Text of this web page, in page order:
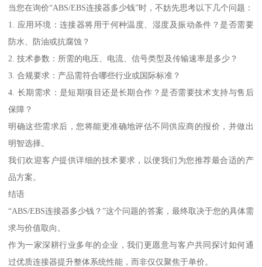
当您在询价“ABS/EBS连接器多少钱”时，不妨先思考以下几个问题：
1. 应用环境：连接器将用于何种温度、湿度及振动条件？是否需要
防水、防油或抗腐蚀？
2. 技术参数：所需的电压、电流、信号类型及传输速率是多少？
3. 合规要求：产品需符合哪些行业或国际标准？
4. 长期需求：是短期项目还是长期合作？是否需要技术支持与售后
保障？
明确这些需求后，您将能更准确地评估不同供应商的报价，并做出
明智选择。
我们欢迎客户提供详细的技术要求，以便我们为您推荐最合适的产
品方案。
结语
“ABS/EBS连接器多少钱？”这个问题的答案，最终取决于您的具体需
求与价值取向。
作为一家深耕行业多年的企业，我们更愿意与客户共同探讨如何通
过优质连接器提升整体系统性能，而非仅仅聚焦于单价。